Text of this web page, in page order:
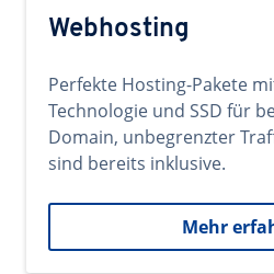
Webhosting
Perfekte Hosting-Pakete
Technologie und SSD für
Domain, unbegrenzter
sind bereits inklusive.
Mehr